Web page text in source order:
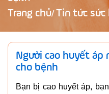
Trang chủ/ Tin tức sức
Người cao huyết áp
cho bệnh
Bạn bị cao huyết áp,